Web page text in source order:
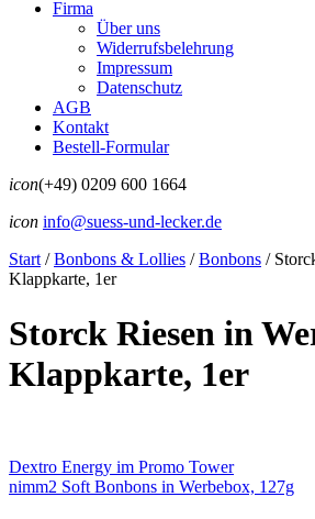
Firma
Über uns
Widerrufsbelehrung
Impressum
Datenschutz
AGB
Kontakt
Bestell-Formular
icon(+49) 0209 600 1664
icon info@suess-und-lecker.de
Start / Bonbons & Lollies / Bonbons /
Klappkarte, 1er
Storck Riesen in
Klappkarte, 1er
Dextro Energy im Promo Tower
nimm2 Soft Bonbons in Werbebox, 127g